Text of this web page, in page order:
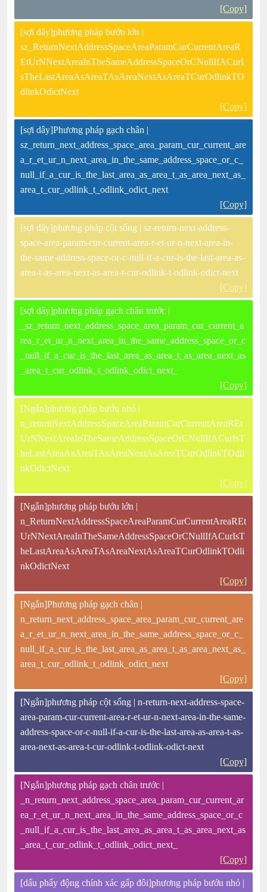
[Copy]
[sợi dây]phương pháp bướu lớn |
sz_ReturnNextAddressSpaceAreaParamCurCurrentAreaR
EtUrNNextAreaInTheSameAddressSpaceOrCNullIfACurI
sTheLastAreaAsAreaTAsAreaNextAsAreaTCurOdlinkTO
dlinkOdictNext
[Copy]
[sợi dây]Phương pháp gạch chân |
sz_return_next_address_space_area_param_cur_current_are
a_r_et_ur_n_next_area_in_the_same_address_space_or_c_
null_if_a_cur_is_the_last_area_as_area_t_as_area_next_as_
area_t_cur_odlink_t_odlink_odict_next
[Copy]
[sợi dây]phương pháp cột sống | sz-return-next-address-
space-area-param-cur-current-area-r-et-ur-n-next-area-in-
the-same-address-space-or-c-null-if-a-cur-is-the-last-area-as-
area-t-as-area-next-as-area-t-cur-odlink-t-odlink-odict-next
[Copy]
[sợi dây]phương pháp gạch chân trước |
_sz_return_next_address_space_area_param_cur_current_a
rea_r_et_ur_n_next_area_in_the_same_address_space_or_c
_null_if_a_cur_is_the_last_area_as_area_t_as_area_next_as
_area_t_cur_odlink_t_odlink_odict_next_
[Copy]
[Ngắn]phương pháp bướu nhỏ |
n_returnNextAddressSpaceAreaParamCurCurrentAreaREt
UrNNextAreaInTheSameAddressSpaceOrCNullIfACurIsT
heLastAreaAsAreaTAsAreaNextAsAreaTCurOdlinkTOdli
nkOdictNext
[Copy]
[Ngắn]phương pháp bướu lớn |
n_ReturnNextAddressSpaceAreaParamCurCurrentAreaREt
UrNNextAreaInTheSameAddressSpaceOrCNullIfACurIsT
heLastAreaAsAreaTAsAreaNextAsAreaTCurOdlinkTOdli
nkOdictNext
[Copy]
[Ngắn]Phương pháp gạch chân |
n_return_next_address_space_area_param_cur_current_are
a_r_et_ur_n_next_area_in_the_same_address_space_or_c_
null_if_a_cur_is_the_last_area_as_area_t_as_area_next_as_
area_t_cur_odlink_t_odlink_odict_next
[Copy]
[Ngắn]phương pháp cột sống | n-return-next-address-space-
area-param-cur-current-area-r-et-ur-n-next-area-in-the-same-
address-space-or-c-null-if-a-cur-is-the-last-area-as-area-t-as-
area-next-as-area-t-cur-odlink-t-odlink-odict-next
[Copy]
[Ngắn]phương pháp gạch chân trước |
_n_return_next_address_space_area_param_cur_current_ar
ea_r_et_ur_n_next_area_in_the_same_address_space_or_c
_null_if_a_cur_is_the_last_area_as_area_t_as_area_next_as
_area_t_cur_odlink_t_odlink_odict_next_
[Copy]
[dấu phẩy động chính xác gấp đôi]phương pháp bướu nhỏ |